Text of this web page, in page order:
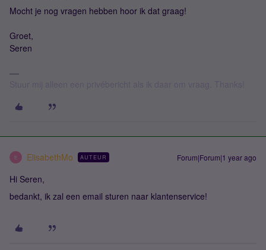
Mocht je nog vragen hebben hoor ik dat graag!
Groet,
Seren
E ElisabethMo AUTEUR Forum|Forum|1 year ago
Hi Seren,
bedankt, ik zal een email sturen naar klantenservice!